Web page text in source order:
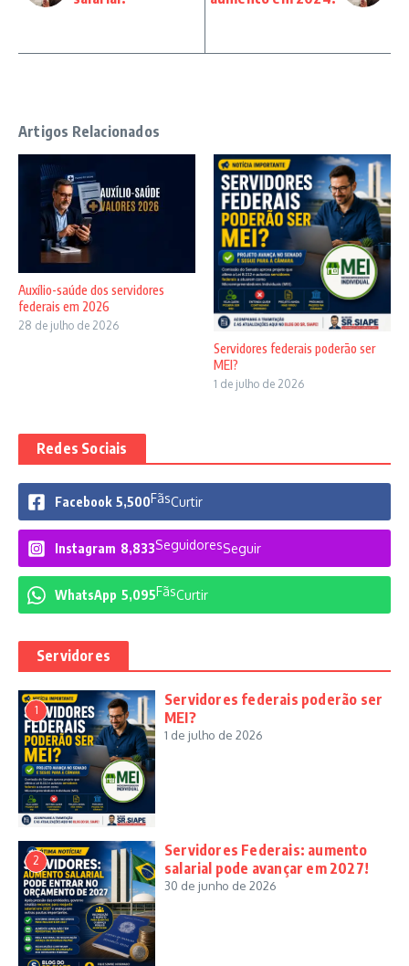
Artigos Relacionados
Auxílio-saúde dos servidores
federais em 2026
28 de julho de 2026
Servidores federais poderão ser
MEI?
1 de julho de 2026
Redes Sociais
Facebook 5,500FãsCurtir
Instagram 8,833SeguidoresSeguir
WhatsApp 5,095FãsCurtir
Servidores
1
Servidores federais poderão ser
MEI?
1 de julho de 2026
2
Servidores Federais: aumento
salarial pode avançar em 2027!
30 de junho de 2026